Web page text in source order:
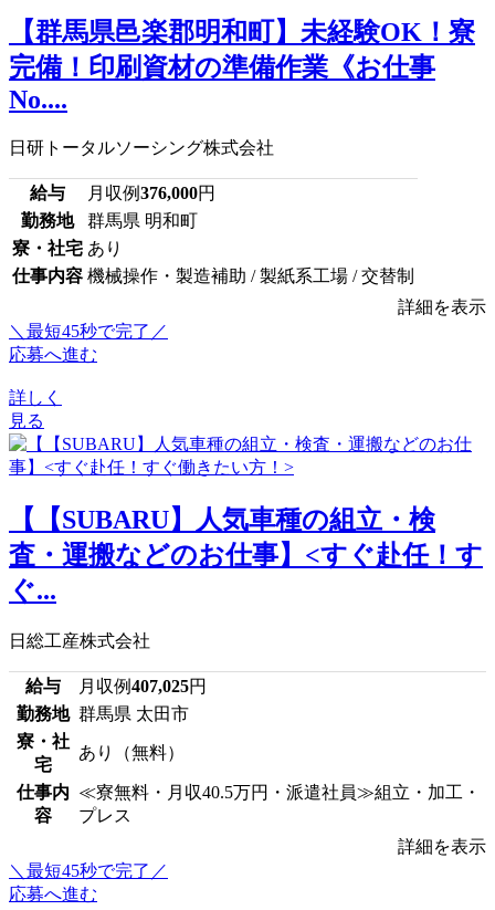
【群馬県邑楽郡明和町】未経験OK！寮
完備！印刷資材の準備作業《お仕事
No....
日研トータルソーシング株式会社
給与 月収例376,000円
勤務地
群馬県 明和町
寮・社宅 あり
仕事内容 機械操作・製造補助 / 製紙系工場 / 交替制
詳細を表示
＼最短45秒で完了／
応募へ進む
詳しく
見る
【【SUBARU】人気車種の組立・検
査・運搬などのお仕事】<すぐ赴任！す
ぐ...
日総工産株式会社
給与 月収例407,025円
勤務地 群馬県 太田市
寮・社
宅
あり（無料）
仕事内
容
≪寮無料・月収40.5万円・派遣社員≫組立・加工・
プレス
詳細を表示
＼最短45秒で完了／
応募へ進む